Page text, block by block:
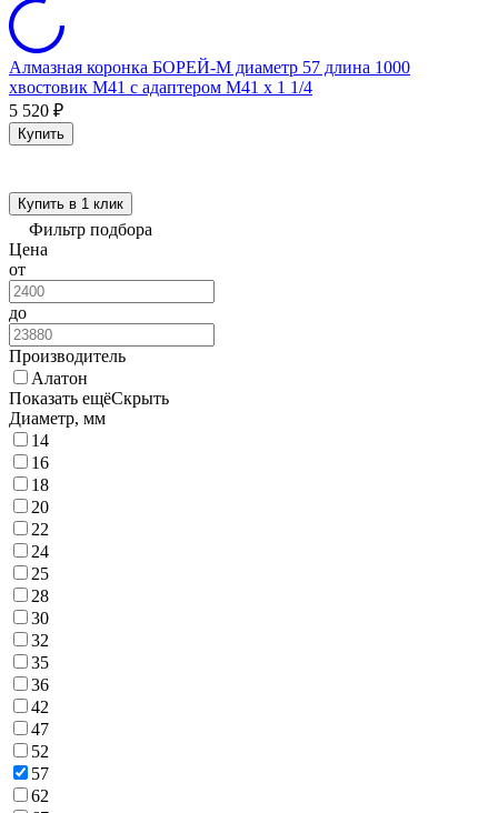
Алмазная коронка БОРЕЙ-М диаметр 57 длина 1000
хвостовик M41 с адаптером M41 x 1 1/4
5 520 ₽
Купить
Купить в 1 клик
Фильтр подбора
Цена
от
до
Производитель
Алатон
Показать ещёСкрыть
Диаметр, мм
14
16
18
20
22
24
25
28
30
32
35
36
42
47
52
57
62